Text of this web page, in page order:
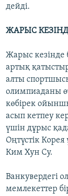
дейді.
ЖАРЫС
Жарыс кезінде
артық
алты
олимпиаданы
көбірек
асып кетпеу
үшін дұрыс
Оңтүстік
Ким Хун Су.
Ванкувердегі
мемлекеттер